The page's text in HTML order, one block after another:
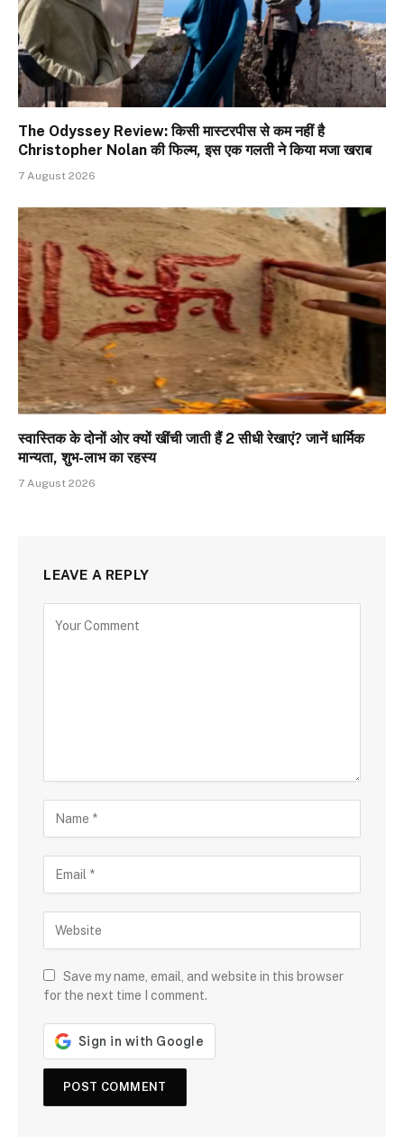
The Odyssey Review: किसी मास्टरपीस से कम नहीं है
Christopher Nolan की फिल्म, इस एक गलती ने किया मजा खराब
7 August 2026
स्वास्तिक के दोनों ओर क्यों खींची जाती हैं 2 सीधी रेखाएं? जानें धार्मिक
मान्यता, शुभ-लाभ का रहस्य
7 August 2026
LEAVE A REPLY
Save my name, email, and website in this browser
for the next time I comment.